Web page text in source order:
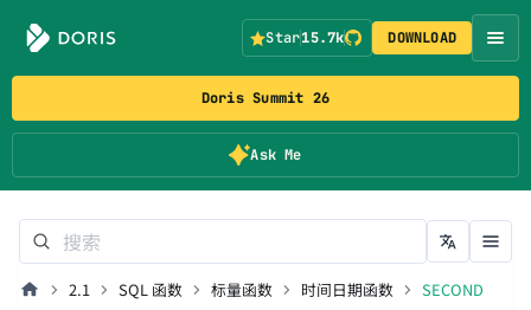
Doris Summit 26
Ask Me
Star15.7k DOWNLOAD
2.1 SQL 函数 标量函数 时间日期函数 SECOND